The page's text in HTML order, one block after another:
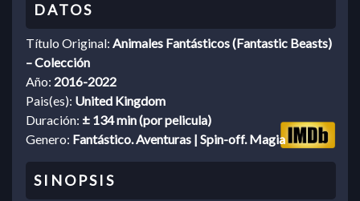
Título Original: Animales Fantásticos (Fantastic Beasts)
– Colección
Año: 2016-2022
Pais(es): United Kingdom
Duración: ± 134 min (por pelicula)
Genero: Fantástico. Aventuras | Spin-off. Magia